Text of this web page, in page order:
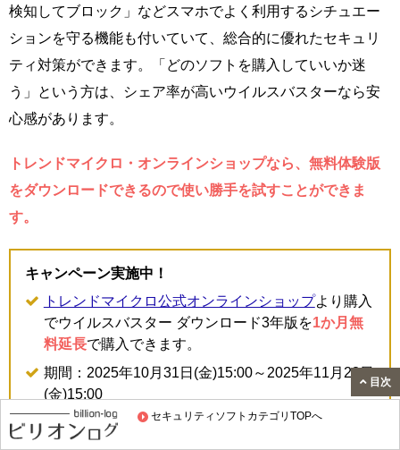
セキュリティソフトカテゴリTOPへ
検知してブロック」などスマホでよく利用するシチュエー
ションを守る機能も付いていて、総合的に優れたセキュリ
ティ対策ができます。「どのソフトを購入していいか迷
う」という方は、シェア率が高いウイルスバスターなら安
心感があります。
トレンドマイクロ・オンラインショップなら、無料体験版
をダウンロードできるので使い勝手を試すことができま
す。
キャンペーン実施中！
トレンドマイクロ公式オンラインショップより購入
でウイルスバスター ダウンロード3年版を1か月無
料延長で購入できます。
期間：2025年10月31日(金)15:00～2025年11月28日
(金)15:00
目次